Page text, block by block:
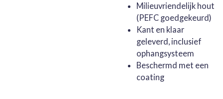
Milieuvriendelijk hout
(PEFC goedgekeurd)
Kant en klaar
geleverd, inclusief
ophangsysteem
Beschermd met een
coating